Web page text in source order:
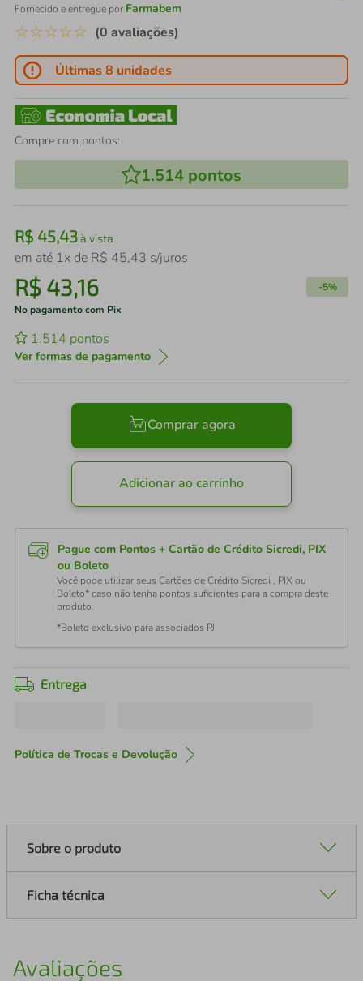
Fornecido e entregue por Farmabem
☆☆☆☆☆ (0 avaliações)
Últimas 8 unidades
Compre com pontos:
1.514 pontos
R$ 45,43à vista
em até 1x de R$ 45,43 s/juros
R$ 43,16 -5%
No pagamento com Pix
1.514 pontos
Ver formas de pagamento
Comprar agora
Adicionar ao carrinho
Pague com Pontos + Cartão de Crédito Sicredi, PIX
ou Boleto
Você pode utilizar seus Cartões de Crédito Sicredi , PIX ou
Boleto* caso não tenha pontos suficientes para a compra deste
produto.
*Boleto exclusivo para associados PJ
Entrega
Política de Trocas e Devolução
Sobre o produto
Ficha técnica
Avaliações